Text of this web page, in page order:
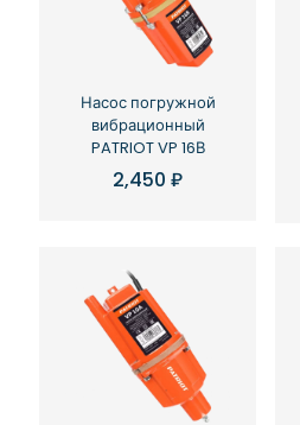
Насос погружной
вибрационный
PATRIOT VP 16В
2,450₽